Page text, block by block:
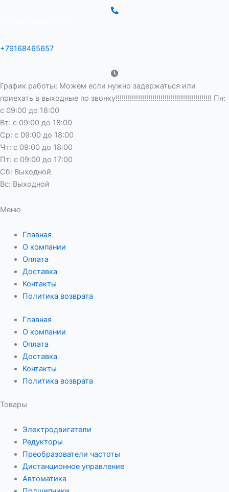
+79168465657
График работы: Можем если нужно задержаться или
приехать в выходные по звонку!!!!!!!!!!!!!!!!!!!!!!!!!!!!!!!!!!!!!!!!!!!!!!! Пн:
с 09:00 до 18:00
Вт: с 09:00 до 18:00
Ср: с 09:00 до 18:00
Чт: с 09:00 до 18:00
Пт: с 09:00 до 17:00
Сб: Выходной
Вс: Выходной
Меню
Главная
О компании
Оплата
Доставка
Контакты
Политика возврата
Главная
О компании
Оплата
Доставка
Контакты
Политика возврата
Товары
Электродвигатели
Редукторы
Преобразователи частоты
Дистанционное управление
Автоматика